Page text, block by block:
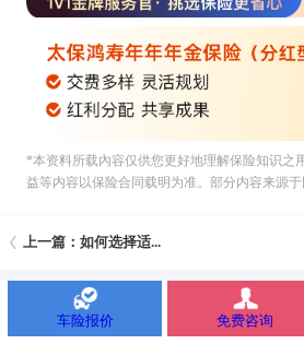
*本资料所载內容仅供您更好地理解保险知识之
益等内容以保险合同载明为准。部分内容来源
上一篇：如何选择适...
车险报价 免费咨询